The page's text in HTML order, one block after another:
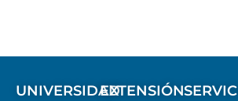
UNIVERSIDADEXTENSIÓN